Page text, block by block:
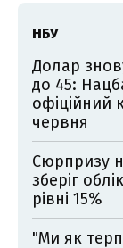
НБУ
Долар
до 45:
офіційний
червня
Сюрпризу
зберіг
рівні 15%
"Ми як